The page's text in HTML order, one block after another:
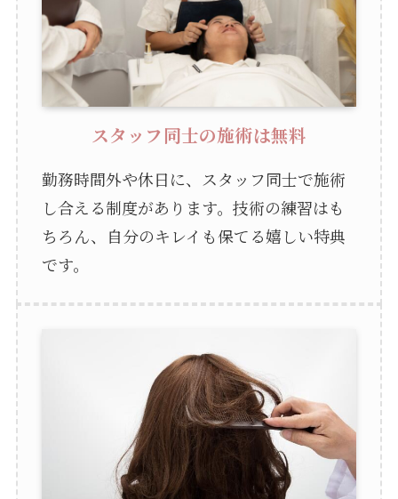
スタッフ同士の施術は無料
勤務時間外や休日に、スタッフ同士で施術
し合える制度があります。技術の練習はも
ちろん、自分のキレイも保てる嬉しい特典
です。